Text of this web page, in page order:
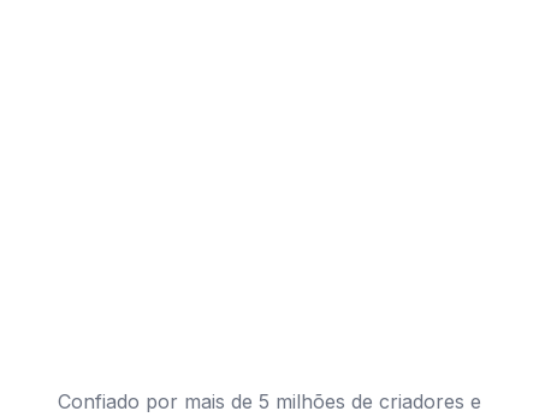
Confiado por mais de 5 milhões de criadores e